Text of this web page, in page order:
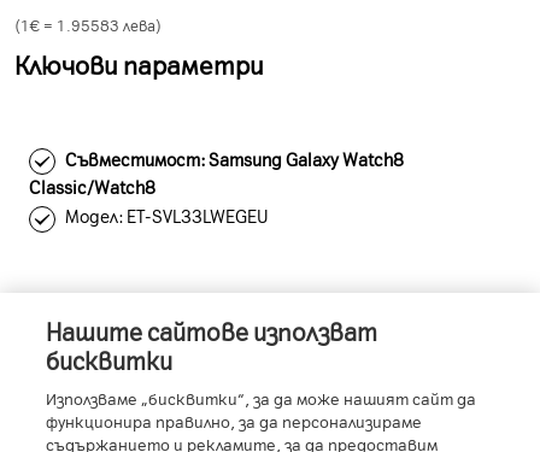
(1€ = 1.95583 лева)
Ключови параметри
Съвместимост: Samsung Galaxy Watch8
Classic/Watch8
Модел: ET-SVL33LWEGEU
Информация за устройството
Нашите сайтове използват
бисквитки
Използваме „бисквитки“, за да може нашият сайт да
функционира правилно, за да персонализираме
съдържанието и рекламите, за да предоставим